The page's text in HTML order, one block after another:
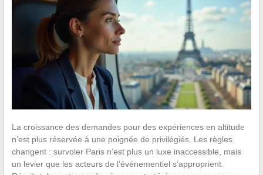
La croissance des demandes pour des expériences en altitude
n’est plus réservée à une poignée de privilégiés. Les règles
changent : survoler Paris n’est plus un luxe inaccessible, mais
un levier que les acteurs de l’événementiel s’approprient.